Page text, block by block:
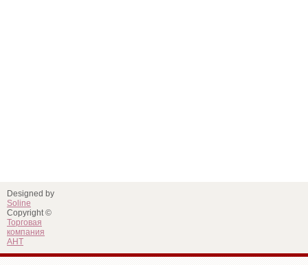
Designed by
Soline
Copyright ©
Торговая
компания
АНТ